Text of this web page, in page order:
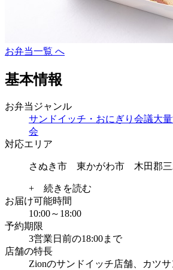
お弁当一覧 へ
基本情報
お弁当ジャンル
サンドイッチ・おにぎり 会議大
会
対応エリア
さぬき市 東かがわ市 木田郡
+ 続きを読む
お届け可能時間
10:00～18:00
予約期限
3営業日前の18:00まで
店舗の特長
Zionのサンドイッチ店舗、カツ